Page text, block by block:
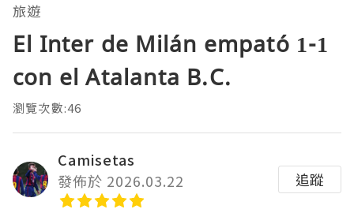
旅遊
El Inter de Milán empató 1-1
con el Atalanta B.C.
瀏覽次數:46
Camisetas
發佈於 2026.03.22
追蹤